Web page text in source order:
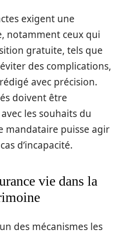
exigent une
notamment ceux qui
gratuite, tels que
des complications,
avec précision.
doivent être
les souhaits du
mandataire puisse agir
d’incapacité.
vie dans la
des mécanismes les